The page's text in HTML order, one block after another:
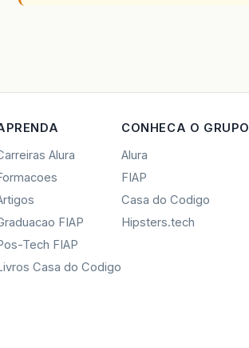
Alura
FIAP
Tech FIAP
Casa do Codigo
CONHECA O GRUPO
Alura
FIAP
Casa do Codigo
Hipsters.tech